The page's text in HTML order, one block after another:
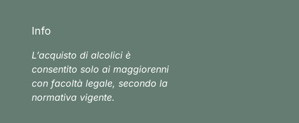
Info
L’acquisto di alcolici è
consentito solo ai maggiorenni
con facoltà legale, secondo la
normativa vigente.